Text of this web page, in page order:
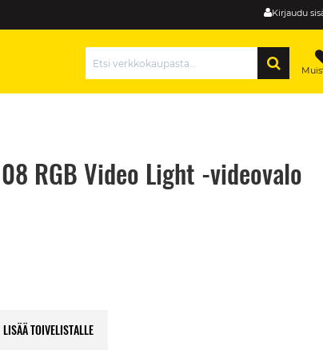
Kirjaudu
RGB Video Light -videovalo
LISÄÄ TOIVELISTALLE